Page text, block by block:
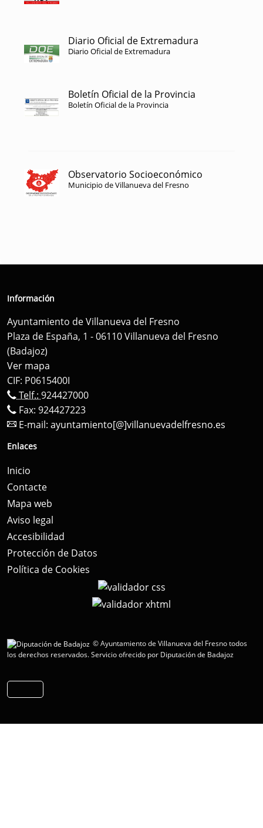
Diario Oficial de Extremadura
Diario Oficial de Extremadura
Boletín Oficial de la Provincia
Boletín Oficial de la Provincia
Observatorio Socioeconómico
Municipio de Villanueva del Fresno
Información
Ayuntamiento de Villanueva del Fresno
Plaza de España, 1 - 06110 Villanueva del Fresno
(Badajoz)
Ver mapa
CIF: P0615400I
Telf.: 924427000
Fax: 924427223
E-mail: ayuntamiento[@]villanuevadelfresno.es
Enlaces
Inicio
Contacte
Mapa web
Aviso legal
Accesibilidad
Protección de Datos
Política de Cookies
© Ayuntamiento de Villanueva del Fresno todos
los derechos reservados.Servicio ofrecido por Diputación de Badajoz